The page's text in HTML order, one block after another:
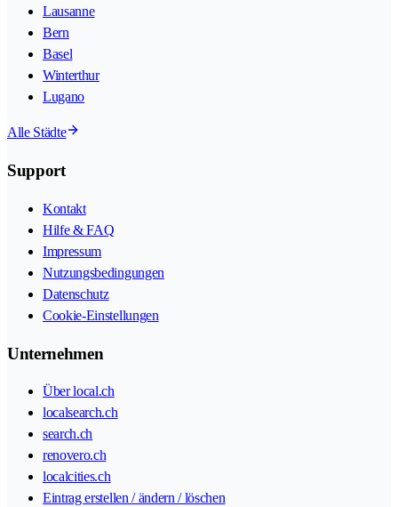
Lausanne
Bern
Basel
Winterthur
Lugano
Alle Städte
Support
Kontakt
Hilfe & FAQ
Impressum
Nutzungsbedingungen
Datenschutz
Cookie-Einstellungen
Unternehmen
Über local.ch
localsearch.ch
search.ch
renovero.ch
localcities.ch
Eintrag erstellen / ändern / löschen